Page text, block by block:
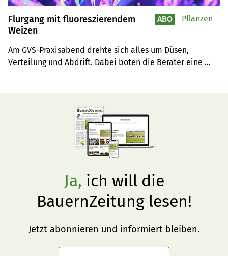
Flurgang mit fluoreszierendem
Weizen
Am GVS-Praxisabend drehte sich alles um Düsen,
Verteilung und Abdrift. Dabei boten die Berater eine
ABO Pflanzen
Ja, ich will die
BauernZeitung lesen!
Jetzt abonnieren und informiert bleiben.